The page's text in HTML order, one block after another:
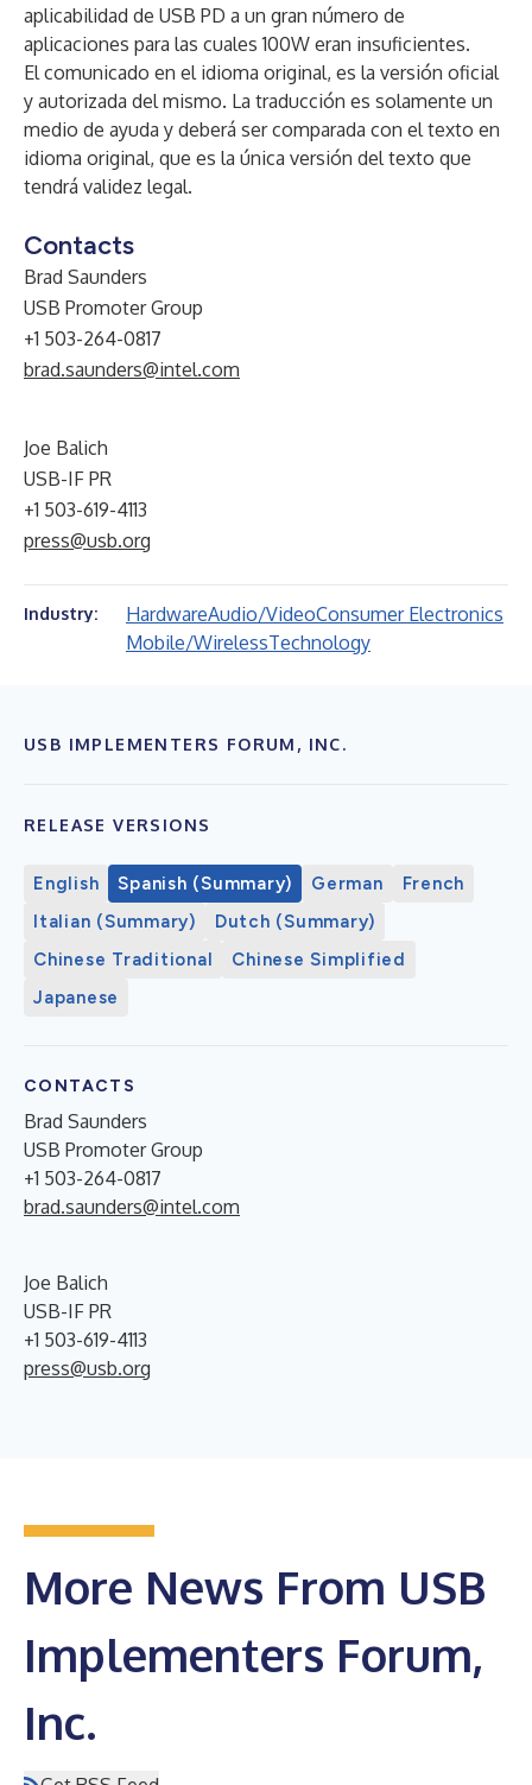
aplicabilidad de USB PD a un gran número de
aplicaciones para las cuales 100W eran insuficientes.
El comunicado en el idioma original, es la versión oficial
y autorizada del mismo. La traducción es solamente un
medio de ayuda y deberá ser comparada con el texto en
idioma original, que es la única versión del texto que
tendrá validez legal.
Contacts
Brad Saunders
USB Promoter Group
+1 503-264-0817
brad.saunders@intel.com
Joe Balich
USB-IF PR
+1 503-619-4113
press@usb.org
Industry: HardwareAudio/VideoConsumer Electronics
Mobile/WirelessTechnology
USB IMPLEMENTERS FORUM, INC.
RELEASE VERSIONS
English Spanish (Summary) German
French
Italian (Summary)
Dutch (Summary)
Chinese Traditional
Chinese Simplified
Japanese
CONTACTS
Brad Saunders
USB Promoter Group
+1 503-264-0817
brad.saunders@intel.com
Joe Balich
USB-IF PR
+1 503-619-4113
press@usb.org
More News From USB
Implementers Forum,
Inc.